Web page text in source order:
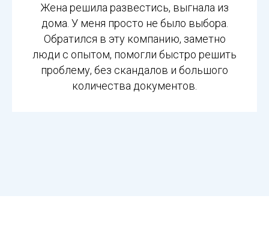
Жена решила развестись, выгнала из
дома. У меня просто не было выбора.
Обратился в эту компанию, заметно
люди с опытом, помогли быстро решить
проблему, без скандалов и большого
количества документов.